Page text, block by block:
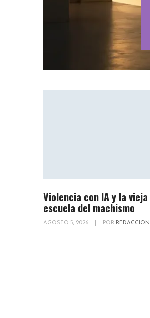
Violencia con IA y la vieja
escuela del machismo
AGOSTO 5, 2026 POR REDACCION